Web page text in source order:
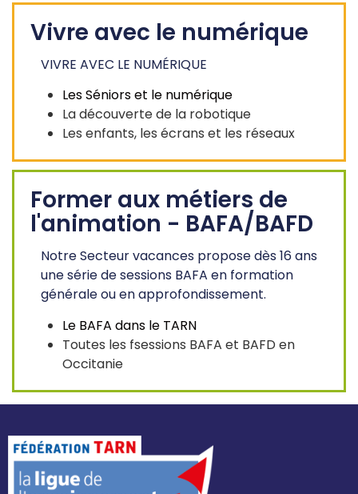
Vivre avec le numérique
VIVRE AVEC LE NUMÉRIQUE
Les Séniors et le numérique
La découverte de la robotique
Les enfants, les écrans et les réseaux
Former aux métiers de
l'animation - BAFA/BAFD
Notre Secteur vacances propose dès 16 ans
une série de sessions BAFA en formation
générale ou en approfondissement.
Le BAFA dans le TARN
Toutes les fsessions BAFA et BAFD en
Occitanie